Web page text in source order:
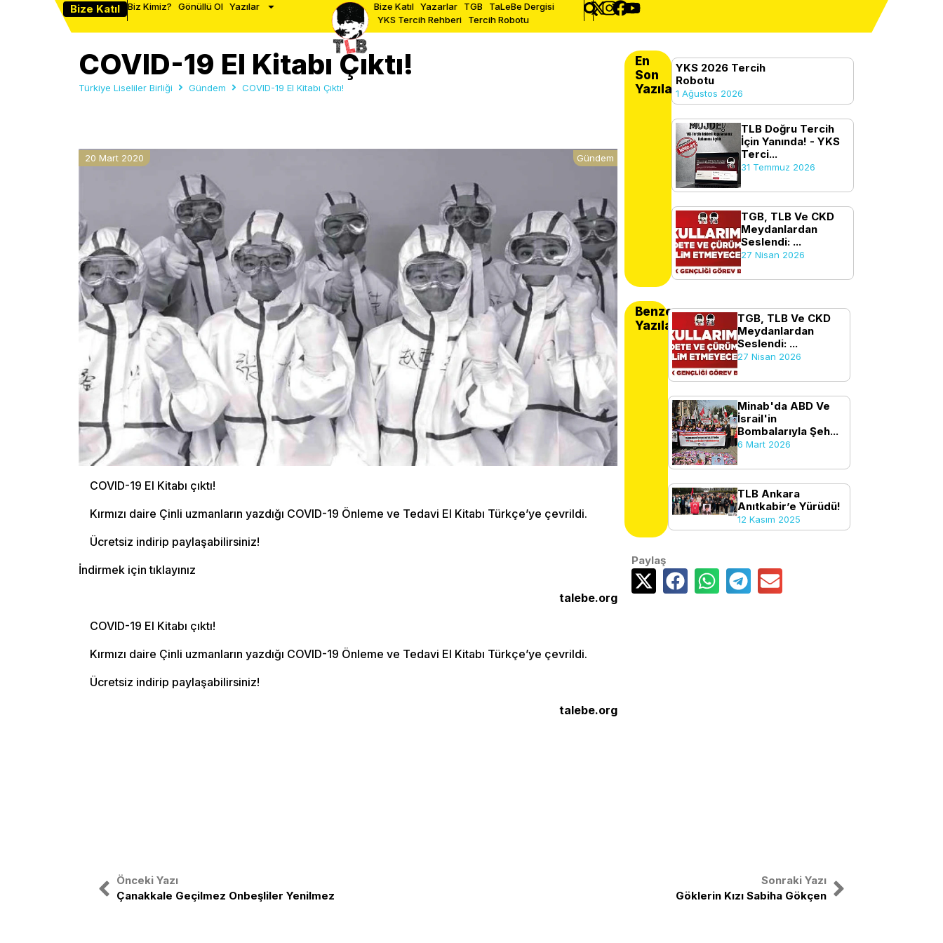
Bize Katıl Biz Kimiz? Gönüllü Ol Yazılar Bize Katıl Yazarlar TGB TaLeBe Dergisi
YKS Tercih Rehberi Tercih Robotu
COVID-19 El Kitabı Çıktı!
Türkiye Liseliler Birliği Gündem COVID-19 El Kitabı Çıktı!
20 Mart 2020 Gündem
COVID-19 El Kitabı çıktı!
Kırmızı daire Çinli uzmanların yazdığı COVID-19 Önleme ve Tedavi El Kitabı Türkçe’ye çevrildi.
Ücretsiz indirip paylaşabilirsiniz!
İndirmek için tıklayınız
talebe.org
COVID-19 El Kitabı çıktı!
Kırmızı daire Çinli uzmanların yazdığı COVID-19 Önleme ve Tedavi El Kitabı Türkçe’ye çevrildi.
Ücretsiz indirip paylaşabilirsiniz!
talebe.org
En
Son
Yazılanlar
YKS 2026 Tercih
Robotu
1 Ağustos 2026
TLB Doğru Tercih
İçin Yanında! - YKS
Terci...
31 Temmuz 2026
TGB, TLB Ve CKD
Meydanlardan
Seslendi: ...
27 Nisan 2026
Benzer
Yazılar
TGB, TLB Ve CKD
Meydanlardan
Seslendi: ...
27 Nisan 2026
Minab'da ABD Ve
İsrail'in
Bombalarıyla Şeh...
6 Mart 2026
TLB Ankara
Anıtkabir’e Yürüdü!
12 Kasım 2025
Paylaş
Önceki Yazı
Çanakkale Geçilmez Onbeşliler Yenilmez
Sonraki Yazı
Göklerin Kızı Sabiha Gökçen